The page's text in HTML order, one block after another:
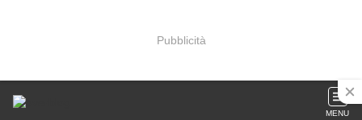
Pubblicità
MENU